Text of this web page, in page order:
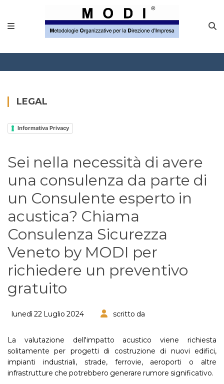
Questionario
Blog e info
FAQ
Sei nella necessità di avere
una consulenza da parte di
un Consulente esperto in
acustica? Chiama
Consulenza Sicurezza
Veneto by MODI per
richiedere un preventivo
gratuito
lunedì 22 Luglio 2024 scritto da
La valutazione dell'impatto acustico viene richiesta
solitamente per progetti di costruzione di nuovi edifici,
impianti industriali, strade, ferrovie, aeroporti o altre
infrastrutture che potrebbero generare rumore significativo.
LEGAL
Informativa Privacy